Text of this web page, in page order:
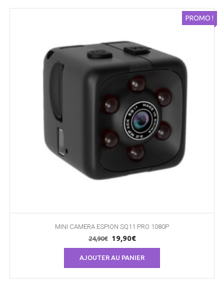
PROMO !
MINI CAMERA ESPION SQ11 PRO 1080P
24,90€
Le
prix
initial
était :
19,90€Le
prix
actuel
est :
AJOUTER AU PANIER